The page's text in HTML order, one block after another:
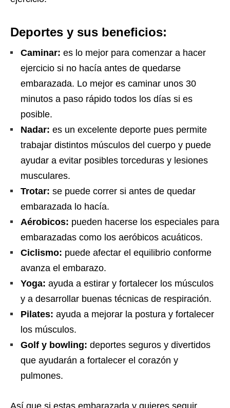
Deportes y sus beneficios:
Caminar: es lo mejor para comenzar a hacer
ejercicio si no hacía antes de quedarse
embarazada. Lo mejor es caminar unos 30
minutos a paso rápido todos los días si es
posible.
Nadar: es un excelente deporte pues permite
trabajar distintos músculos del cuerpo y puede
ayudar a evitar posibles torceduras y lesiones
musculares.
Trotar: se puede correr si antes de quedar
embarazada lo hacía.
Aérobicos: pueden hacerse los especiales para
embarazadas como los aeróbicos acuáticos.
Ciclismo: puede afectar el equilibrio conforme
avanza el embarazo.
Yoga: ayuda a estirar y fortalecer los músculos
y a desarrollar buenas técnicas de respiración.
Pilates: ayuda a mejorar la postura y fortalecer
los músculos.
Golf y bowling: deportes seguros y divertidos
que ayudarán a fortalecer el corazón y
pulmones.